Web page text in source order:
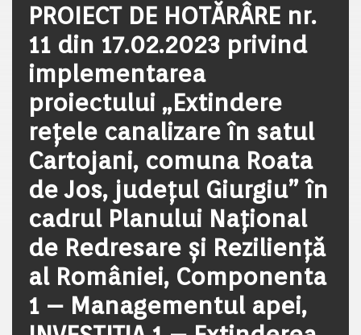
PROIECT DE HOTĂRÂRE nr.
11 din 17.02.2023 privind
implementarea
proiectului „Extindere
rețele canalizare în satul
Cartojani, comuna Roata
de Jos, județul Giurgiu” în
cadrul Planului Național
de Redresare și Reziliență
al României, Componenta
1 – Managementul apei,